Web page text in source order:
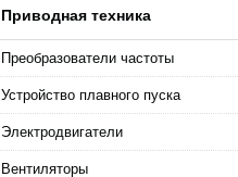
Приводная техника
Преобразователи частоты
Устройство плавного пуска
Электродвигатели
Вентиляторы